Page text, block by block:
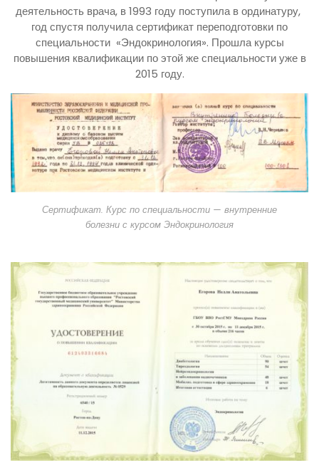
деятельность врача, в 1993 году поступила в ординатуру,
год спустя получила сертификат переподготовки по
специальности «Эндокринология». Прошла курсы
повышения квалификации по этой же специальности уже в
2015 году.
Сертификат. Курс по специальности — внутренние
болезни с курсом Эндокринология